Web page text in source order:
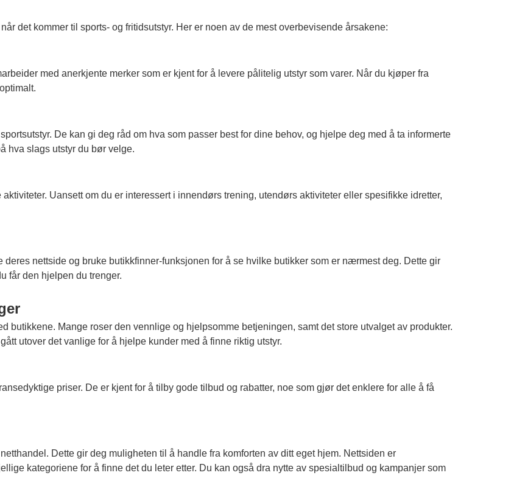
det kommer til sports- og fritidsutstyr. Her er noen av de mest overbevisende årsakene:
med anerkjente merker som er kjent for å levere pålitelig utstyr som varer. Når du kjøper fra
De kan gi deg råd om hva som passer best for dine behov, og hjelpe deg med å ta informerte
hva slags utstyr du bør velge.
Uansett om du er interessert i innendørs trening, utendørs aktiviteter eller spesifikke idretter,
nettside og bruke butikkfinner-funksjonen for å se hvilke butikker som er nærmest deg. Dette gir
får den hjelpen du trenger.
butikkene. Mange roser den vennlige og hjelpsomme betjeningen, samt det store utvalget av produkter.
utover det vanlige for å hjelpe kunder med å finne riktig utstyr.
priser. De er kjent for å tilby gode tilbud og rabatter, noe som gjør det enklere for alle å få
Dette gir deg muligheten til å handle fra komforten av ditt eget hjem. Nettsiden er
kategoriene for å finne det du leter etter. Du kan også dra nytte av spesialtilbud og kampanjer som